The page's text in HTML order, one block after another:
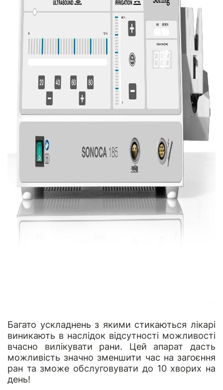
Багато ускладнень з якими стикаються лікарі
виникають в наслідок відсутності можливості
вчасно вилікувати рани. Цей апарат дасть
можливість значно зменшити час на загоєння
ран та зможе обслуговувати до 10 хворих на
день!